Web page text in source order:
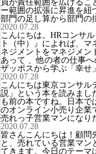
員が責任範囲を広げる
ー範囲の拡張に昇進を紐
部門の足し算から部門の
2020.07.28
こんにちは。HRコンサ
ト（中）』によれば、
ネジメントをマネジメン
あって 、他の者の仕事
ザッポスから学ぶ「幸せ
2020.07.28
こんにちは東京コンサル
説」という本を読みまし
も前の本ですね。日本
のオンライン小売り企業
売れっ子営業マンになり
2020.07.28
皆さんこんにちは！顧問
と、売れている営業マン
てきます。今日のテーマ